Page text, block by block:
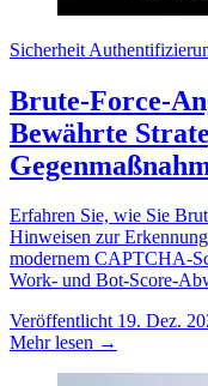
Sicherheit
Brute-Force-
Bewährte
Erfahren Sie, wie Sie
Hinweisen zur
modernem CAPTCHA-
Work- und Bot-Score-
Veröffentlicht 19. Dez.
Mehr lesen →